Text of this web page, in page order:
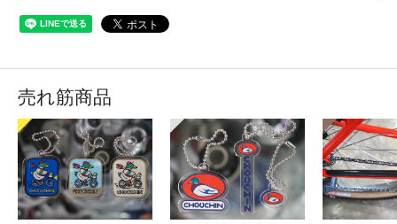
売れ筋商品